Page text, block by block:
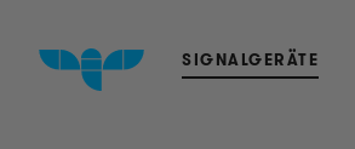
SIGNALGERÄTE